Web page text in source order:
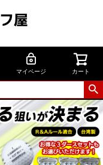
マイページ カート